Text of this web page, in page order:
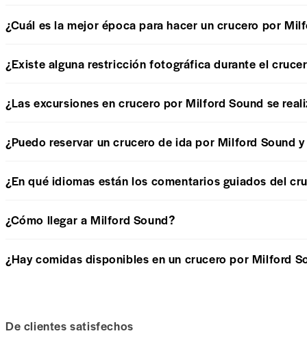
¿Cuál es la mejor época para hacer un crucero por
¿Existe alguna restricción fotográfica durante el
¿Las excursiones en crucero por Milford Sound se
¿Puedo reservar un crucero de ida por Milford Sound
¿En qué idiomas están los comentarios guiados del
¿Cómo llegar a Milford Sound?
¿Hay comidas disponibles en un crucero por Milford
De clientes satisfechos